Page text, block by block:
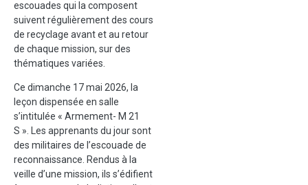
escouades qui la composent
suivent régulièrement des cours
de recyclage avant et au retour
de chaque mission, sur des
thématiques variées.
Ce dimanche 17 mai 2026, la
leçon dispensée en salle
s’intitulée « Armement- M 21
S ». Les apprenants du jour sont
des militaires de l’escouade de
reconnaissance. Rendus à la
veille d’une mission, ils s’édifient